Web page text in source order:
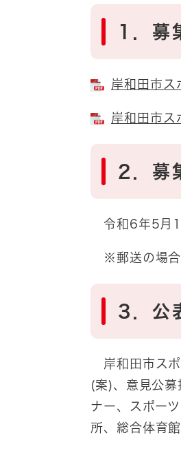
1．募
岸和田市
岸和田市
2．募
令和6年5月1
※郵送の場合
3．公
岸和田市スポ
(案)、意見公
ナー、スポー
所、総合体育